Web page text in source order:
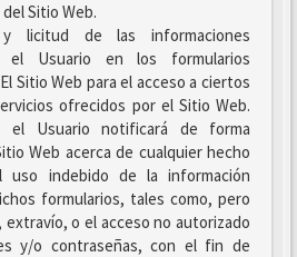
Sitio Web.
licitud de las informaciones
el Usuario en los formularios
Sitio Web para el acceso a ciertos
ofrecidos por el Sitio Web.
el Usuario notificará de forma
Web acerca de cualquier hecho
uso indebido de la información
formularios, tales como, pero
extravío, o el acceso no autorizado
y/o contraseñas, con el fin de